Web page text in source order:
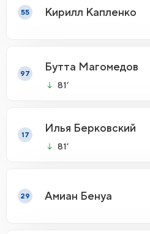
55 Кирилл Капленко
97
Бутта Магомедов
81’
17
Илья Берковский
81’
29 Амиан Бенуа